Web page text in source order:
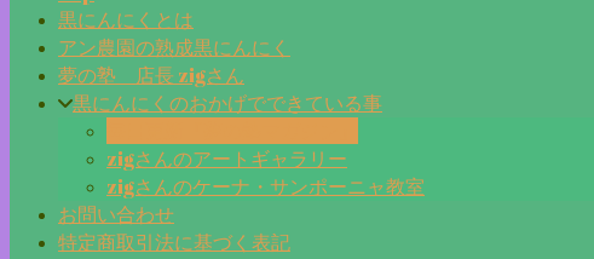
黒にんにくとは
アン農園の熟成黒にんにく
夢の塾 店長 zigさん
黒にんにくのおかげでできている事
zigさんのアートギャラリー
zigさんのケーナ・サンポーニャ教室
お問い合わせ
特定商取引法に基づく表記